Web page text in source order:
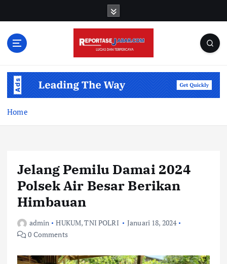
Home
Jelang Pemilu Damai 2024
Polsek Air Besar Berikan
Himbauan
admin HUKUM,TNI POLRI
Januari 18, 2024
0 Comments